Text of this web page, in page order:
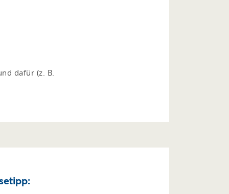
dafür (z. B.